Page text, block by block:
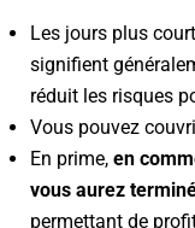
Les jours plus
signifient
réduit les risques
Vous pouvez
En prime, en
vous aurez
permettant de